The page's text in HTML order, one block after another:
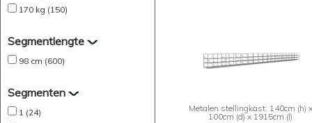
170 kg (150)
Segmentlengte
98 cm (600)
Segmenten
1 (24)
Metalen stellingkast: 140cm (h) x
100cm (d) x 1915cm (l)